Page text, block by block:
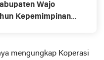
Wajo
Kepemimpinan
mengungkap Koperasi